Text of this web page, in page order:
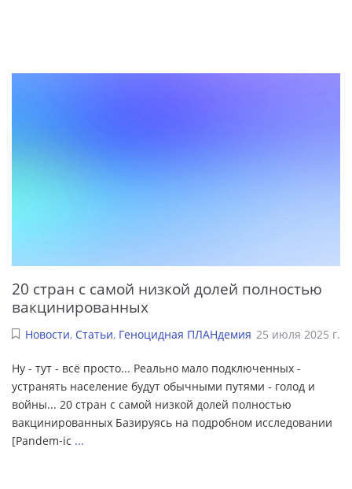
20 стран с самой низкой долей полностью
вакцинированных
Новости, Статьи, Геноцидная ПЛАНдемия 25 июля 2025 г.
Ну - тут - всё просто... Реально мало подключенных -
устранять население будут обычными путями - голод и
войны... 20 стран с самой низкой долей полностью
вакцинированных Базируясь на подробном исследовании
[Pandem‑ic ...